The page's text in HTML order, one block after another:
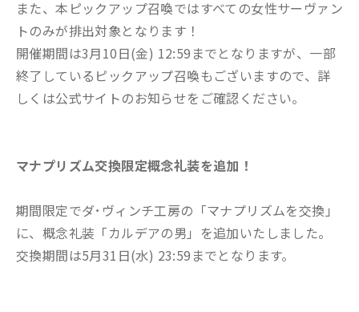
また、本ピックアップ召喚ではすべての女性サーヴァン
トのみが排出対象となります！
開催期間は3月10日(金) 12:59までとなりますが、一部
終了しているピックアップ召喚もございますので、詳
しくは公式サイトのお知らせをご確認ください。
マナプリズム交換限定概念礼装を追加！
期間限定でダ･ヴィンチ工房の「マナプリズムを交換」
に、概念礼装「カルデアの男」を追加いたしました。
交換期間は5月31日(水) 23:59までとなります。